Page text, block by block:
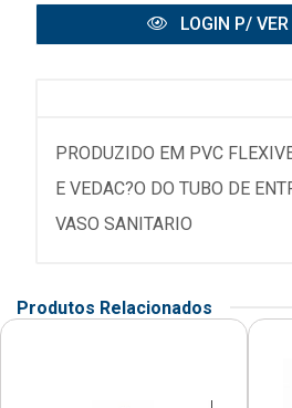
LOGIN P/
PRODUZIDO EM PVC
E VEDAC?O DO TUBO DE
VASO SANITARIO
Produtos Relacionados